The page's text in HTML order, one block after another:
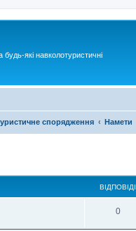
які навколотуристичні
спорядження Намети
ВІДПОВІДІ
0